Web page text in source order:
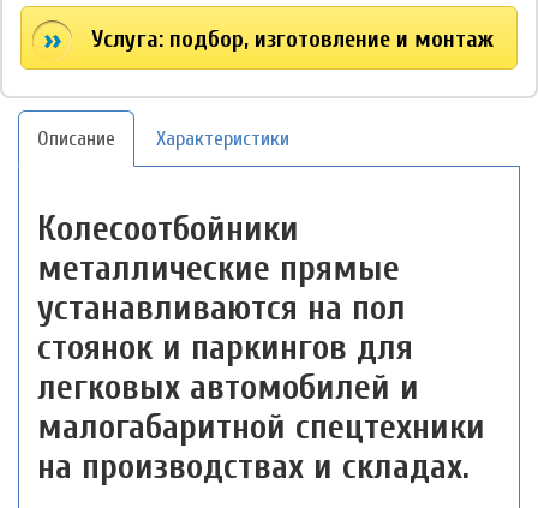
Услуга: подбор, изготовление и монтаж
Описание Характеристики
Колесоотбойники
металлические прямые
устанавливаются на пол
стоянок и паркингов для
легковых автомобилей и
малогабаритной спецтехники
на производствах и складах.